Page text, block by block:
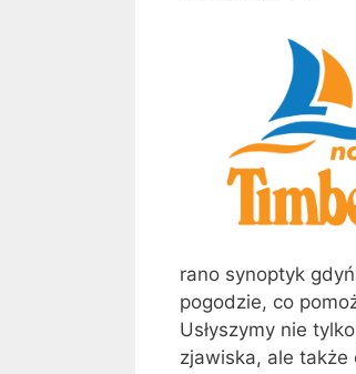
rano synoptyk
pogodzie, co
Usłyszymy nie
zjawiska, ale